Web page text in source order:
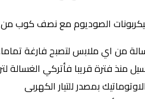
الصوديوم مع نصف كوب من